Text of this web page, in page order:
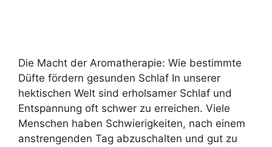
Die Macht der Aromatherapie: Wie bestimmte
Düfte fördern gesunden Schlaf In unserer
hektischen Welt sind erholsamer Schlaf und
Entspannung oft schwer zu erreichen. Viele
Menschen haben Schwierigkeiten, nach einem
anstrengenden Tag abzuschalten und gut zu